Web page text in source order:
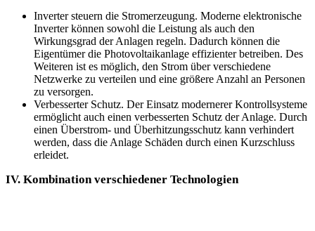
Inverter steuern die Stromerzeugung. Moderne elektronische‌
Inverter können sowohl die ​Leistung als auch ‍den
Wirkungsgrad der Anlagen ​regeln.​ Dadurch können die
⁤Eigentümer ⁢die ‍Photovoltaikanlage effizienter betreiben. Des
Weiteren​ ist ‌es möglich, den Strom über ⁤verschiedene
Netzwerke ‍zu‌ verteilen und eine⁢ größere Anzahl an Personen
zu versorgen.
Verbesserter Schutz. Der Einsatz ⁤modernerer Kontrollsysteme
ermöglicht auch​ einen verbesserten⁢ Schutz ⁤der Anlage.⁢ Durch
einen Überstrom- und Überhitzungsschutz kann‌ verhindert
⁢werden,⁤ dass die Anlage Schäden durch einen Kurzschluss
erleidet.
IV. Kombination verschiedener‍ Technologien